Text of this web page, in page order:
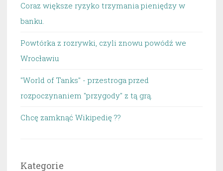
Coraz większe ryzyko trzymania pieniędzy w
banku.
Powtórka z rozrywki, czyli znowu powódź we
Wrocławiu
"World of Tanks" - przestroga przed
rozpoczynaniem "przygody" z tą grą.
Chcę zamknąć Wikipedię ??
Kategorie